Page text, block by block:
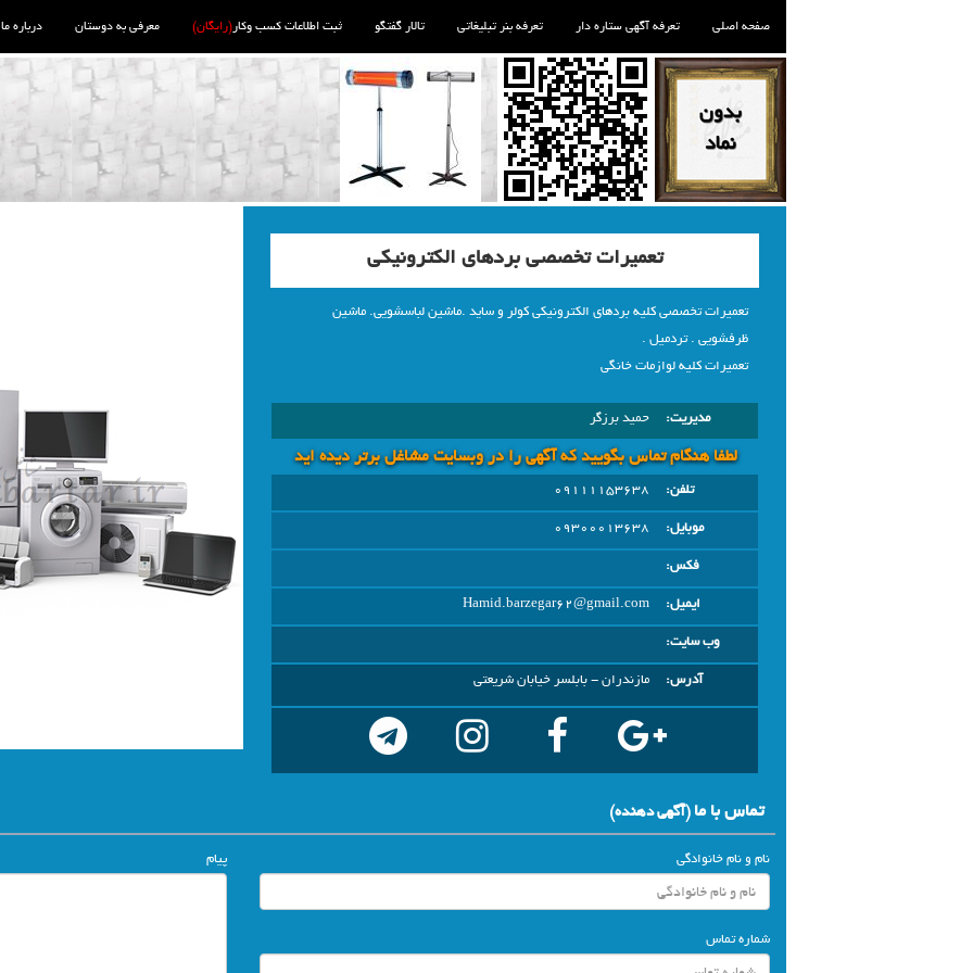
صفحه اصلی تعرفه آگهی ستاره دار تعرفه بنر تبلیغاتی تالار گفتگو ثبت اطلاعات کسب وکار(رایگان) معرفی به دوستان درباره ما
تعمیرات تخصصی بردهای الکترونیکی
تعمیرات تخصصی کلیه بردهای الکترونیکی کولر و ساید .ماشین لباسشویی. ماشین
ظرفشویی . تردمیل .
تعمیرات کلیه لوازمات خانگی
مدیریت: حمید برزگر
لطفا هنگام تماس بگویید که آگهی را در وبسايت مشاغل برتر دیده اید
تلفن:
09111153638
موبایل:
09300013638
فکس:
ایمیل:
Hamid.barzegar62@gmail.com
وب سایت:
آدرس:
مازندران - بابلسر خیابان شریعتی
تماس با ما(آگهي دهنده)
نام و نام خانوادگی
شماره تماس
پیام